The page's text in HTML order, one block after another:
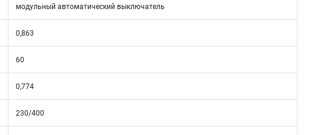
модульный автоматический выключатель
0,863
60
0,774
230/400